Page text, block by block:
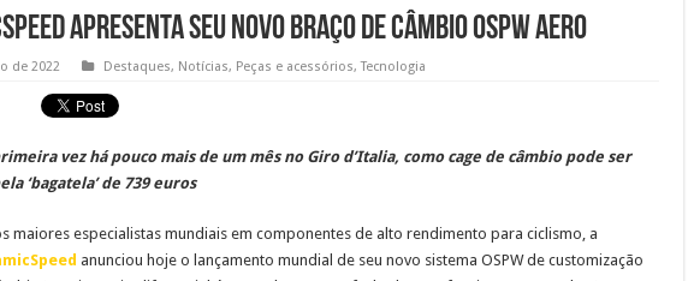
apresenta seu novo braço de câmbio OSPW Aero
de 2022 Destaques, Notícias, Peças e acessórios,Tecnologia
vez há pouco mais de um mês no Giro d’Italia, como cage de câmbio pode ser
‘bagatela’ de 739 euros
maiores especialistas mundiais em componentes de alto rendimento para ciclismo, a
anunciou hoje o lançamento mundial de seu novo sistema OSPW de customização